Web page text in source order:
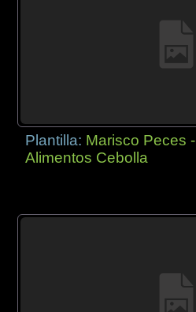
Plantilla: Marisco Peces -
Alimentos Cebolla